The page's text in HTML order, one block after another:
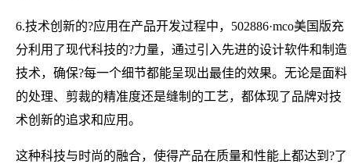
6.技术创新的?应用在产品开发过程中，502886·mco美国版充
分利用了现代科技的?力量，通过引入先进的设计软件和制造
技术，确保?每一个细节都能呈现出最佳的效果。无论是面料
的处理、剪裁的精准度还是缝制的工艺，都体现了品牌对技
术创新的追求和应用。
这种科技与时尚的融合，使得产品在质量和性能上都达到?了